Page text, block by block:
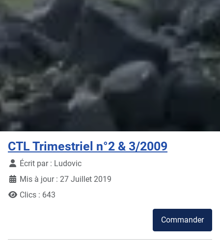
CTL Trimestriel n°2 & 3/2009
DétailsÉcrit par : Ludovic
Mis à jour : 27 Juillet 2019
Clics : 643
Commander